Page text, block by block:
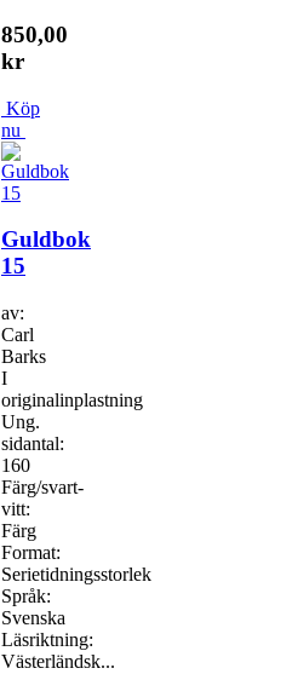
850,00
kr
Köp
nu
Guldbok
15
av:
Carl
Barks
I
originalinplastning
Ung.
sidantal:
160
Färg/svart-
vitt:
Färg
Format:
Serietidningsstorlek
Språk:
Svenska
Läsriktning:
Västerländsk...